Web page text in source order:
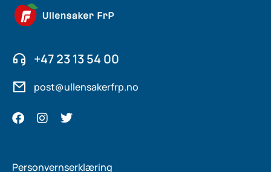
+47 23 13 54 00
post@ullensakerfrp.no
Personvernserklæring